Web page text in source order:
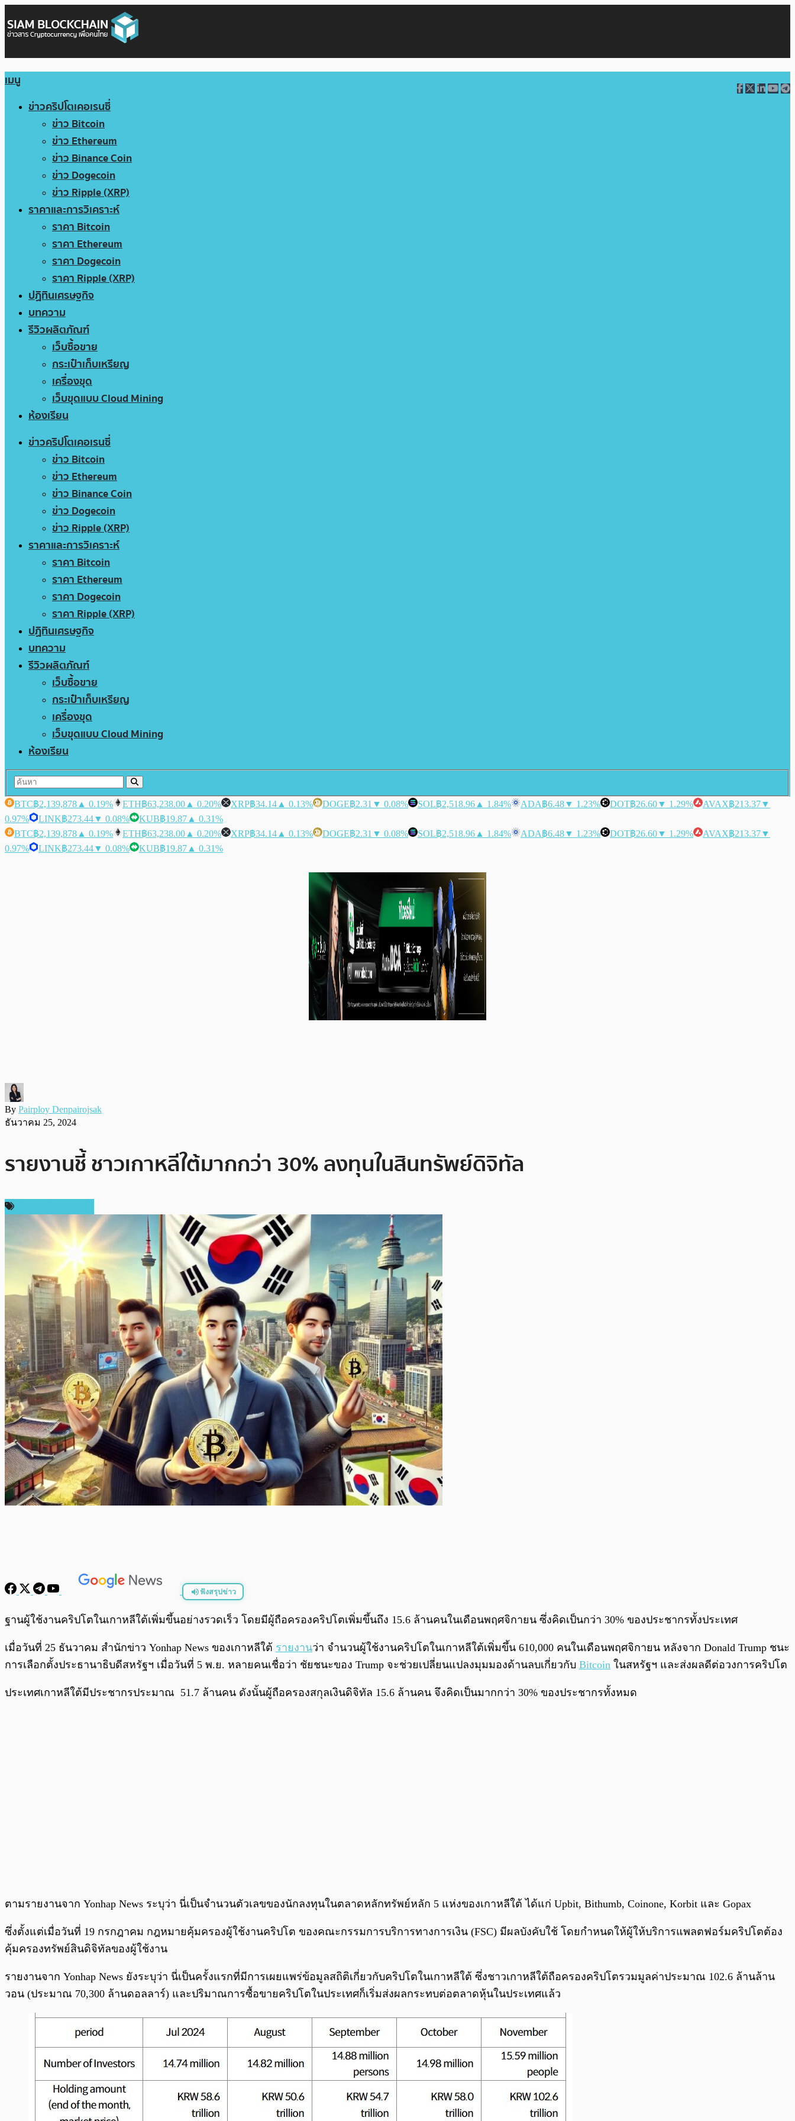
เมนู
ข่าวคริปโตเคอเรนซี่
ข่าว Bitcoin
ข่าว Ethereum
ข่าว Binance Coin
ข่าว Dogecoin
ข่าว Ripple (XRP)
ราคาและการวิเคราะห์
ราคา Bitcoin
ราคา Ethereum
ราคา Dogecoin
ราคา Ripple (XRP)
ปฏิทินเศรษฐกิจ
บทความ
รีวิวผลิตภัณฑ์
เว็บซื้อขาย
กระเป๋าเก็บเหรียญ
เครื่องขุด
เว็บขุดแบบ Cloud Mining
ห้องเรียน
ข่าวคริปโตเคอเรนซี่
ข่าว Bitcoin
ข่าว Ethereum
ข่าว Binance Coin
ข่าว Dogecoin
ข่าว Ripple (XRP)
ราคาและการวิเคราะห์
ราคา Bitcoin
ราคา Ethereum
ราคา Dogecoin
ราคา Ripple (XRP)
ปฏิทินเศรษฐกิจ
บทความ
รีวิวผลิตภัณฑ์
เว็บซื้อขาย
กระเป๋าเก็บเหรียญ
เครื่องขุด
เว็บขุดแบบ Cloud Mining
ห้องเรียน
BTC฿2,139,878 ▲ 0.19% ETH฿63,238.00 ▲ 0.20% XRP฿34.14 ▲ 0.13% DOGE฿2.31 ▼ 0.08% SOL฿2,518.96 ▲ 1.84% ADA฿6.48▼ 1.23% DOT฿26.60▼ 1.29% AVAX฿213.37▼
0.97%
LINK฿273.44▼ 0.08% KUB฿19.87 ▲ 0.31%
BTC฿2,139,878 ▲ 0.19% ETH฿63,238.00 ▲ 0.20% XRP฿34.14 ▲ 0.13% DOGE฿2.31 ▼ 0.08% SOL฿2,518.96 ▲ 1.84% ADA฿6.48▼ 1.23% DOT฿26.60▼ 1.29% AVAX฿213.37▼
0.97%
LINK฿273.44▼ 0.08% KUB฿19.87 ▲ 0.31%
By Pairploy Denpairojsak
ธันวาคม 25, 2024
รายงานชี้ ชาวเกาหลีใต้มากกว่า 30% ลงทุนในสินทรัพย์ดิจิทัล
ฟังสรุปข่าว
พร้อมเล่น
ฐานผู้ใช้งานคริปโตในเกาหลีใต้เพิ่มขึ้นอย่างรวดเร็ว โดยมีผู้ถือครองคริปโตเพิ่มขึ้นถึง 15.6 ล้านคนในเดือนพฤศจิกายน ซึ่งคิดเป็นกว่า 30% ของประชากรทั้งประเทศ
เมื่อวันที่ 25 ธันวาคม สำนักข่าว Yonhap News ของเกาหลีใต้ รายงานว่า จำนวนผู้ใช้งานคริปโตในเกาหลีใต้เพิ่มขึ้น 610,000 คนในเดือนพฤศจิกายน หลังจาก Donald Trump ชนะ
การเลือกตั้งประธานาธิบดีสหรัฐฯ เมื่อวันที่ 5 พ.ย. หลายคนเชื่อว่า ชัยชนะของ Trump จะช่วยเปลี่ยนแปลงมุมมองด้านลบเกี่ยวกับ Bitcoin ในสหรัฐฯ และส่งผลดีต่อวงการคริปโต
ประเทศเกาหลีใต้มีประชากรประมาณ 51.7 ล้านคน ดังนั้นผู้ถือครองสกุลเงินดิจิทัล 15.6 ล้านคน จึงคิดเป็นมากกว่า 30% ของประชากรทั้งหมด
ตามรายงานจาก Yonhap News ระบุว่า นี่เป็นจำนวนตัวเลขของนักลงทุนในตลาดหลักทรัพย์หลัก 5 แห่งของเกาหลีใต้ ได้แก่ Upbit, Bithumb, Coinone, Korbit และ Gopax
ซึ่งตั้งแต่เมื่อวันที่ 19 กรกฎาคม กฎหมายคุ้มครองผู้ใช้งานคริปโต ของคณะกรรมการบริการทางการเงิน (FSC) มีผลบังคับใช้ โดยกำหนดให้ผู้ให้บริการแพลตฟอร์มคริปโตต้อง
คุ้มครองทรัพย์สินดิจิทัลของผู้ใช้งาน
รายงานจาก Yonhap News ยังระบุว่า นี่เป็นครั้งแรกที่มีการเผยแพร่ข้อมูลสถิติเกี่ยวกับคริปโตในเกาหลีใต้ ซึ่งชาวเกาหลีใต้ถือครองคริปโตรวมมูลค่าประมาณ 102.6 ล้านล้าน
วอน (ประมาณ 70,300 ล้านดอลลาร์) และปริมาณการซื้อขายคริปโตในประเทศก็เริ่มส่งผลกระทบต่อตลาดหุ้นในประเทศแล้ว